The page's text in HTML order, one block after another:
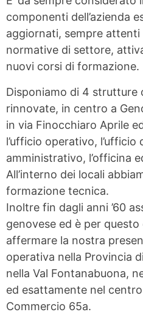
componenti dell’azienda
aggiornati, sempre attenti
normative di settore,
nuovi corsi di formazione.
Disponiamo di 4 strutture
rinnovate, in centro a
in via Finocchiaro Aprile
l’ufficio operativo, l’ufficio
amministrativo, l’officina
All’interno dei locali
formazione tecnica.
Inoltre fin dagli anni ’60
genovese ed è per
affermare la nostra
operativa nella Provincia
nella Val Fontanabuona,
ed esattamente nel
Commercio 65a.